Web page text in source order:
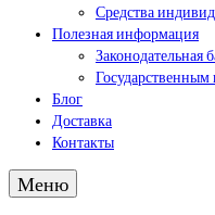
Средства
Полезная информация
Законодательная
Блог
Доставка
Контакты
Меню